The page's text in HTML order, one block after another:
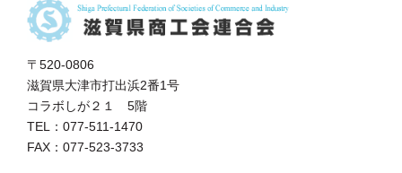
〒520-0806
滋賀県大津市打出浜2番1号
コラボしが２１ 5階
TEL：077-511-1470
FAX：077-523-3733